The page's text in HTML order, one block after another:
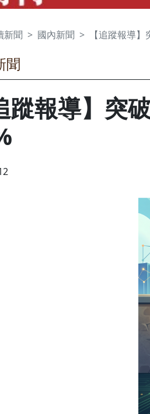
新聞 國內新聞 【追蹤報導
聞
蹤報導】突